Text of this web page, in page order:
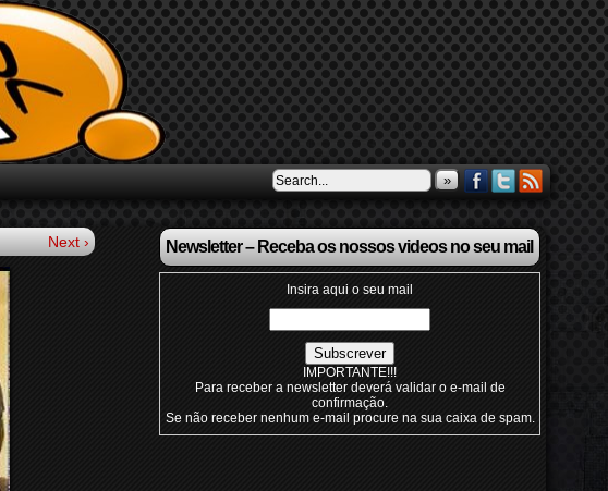
»
Next › Newsletter – Receba os nossos videos no seu mail
Insira aqui o seu mail
IMPORTANTE!!!
Para receber a newsletter deverá validar o e-mail de
confirmação.
Se não receber nenhum e-mail procure na sua caixa de spam.